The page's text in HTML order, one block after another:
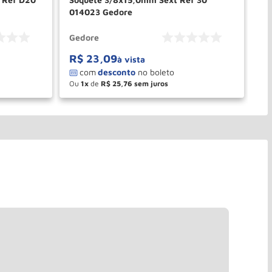
014023 Gedore
Gedore
R$ 23,09à vista
Ou 1 de R$ 25 76
＋
－ COMPRAR